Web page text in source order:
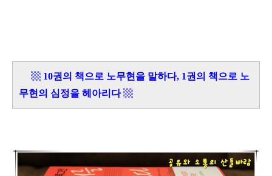
▩ 10권의 책으로 노무현을 말하다, 1권의 책으로 노
무현의 심정을 헤아리다▩